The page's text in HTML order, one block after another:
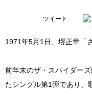
ツイート
1971年5月1日、堺正章「
前年末のザ・スパイダー
たシングル第1弾であり、